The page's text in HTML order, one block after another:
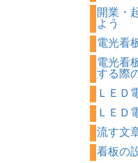
開業・
よう
電光看
電光看
する際
ＬＥＤ
ＬＥＤ
流す文
看板の